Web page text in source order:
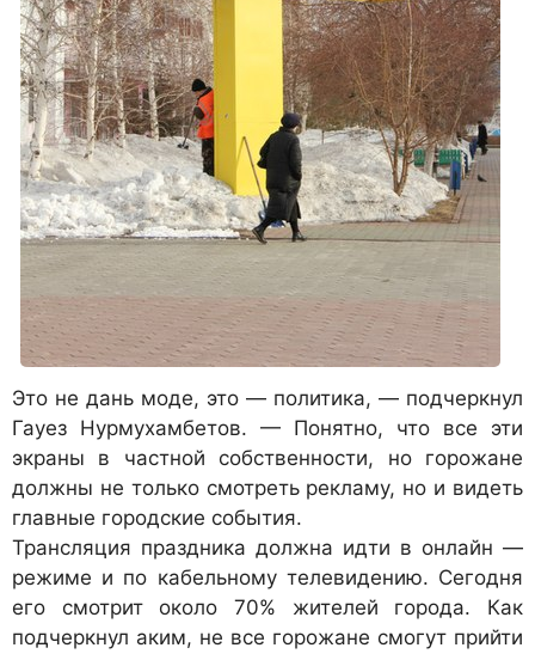
Это не дань моде, это — политика, — подчеркнул
Гауез Нурмухамбетов. — Понятно, что все эти
экраны в частной собственности, но горожане
должны не только смотреть рекламу, но и видеть
главные городские события.
Трансляция праздника должна идти в онлайн —
режиме и по кабельному телевидению. Сегодня
его смотрит около 70% жителей города. Как
подчеркнул аким, не все горожане смогут прийти